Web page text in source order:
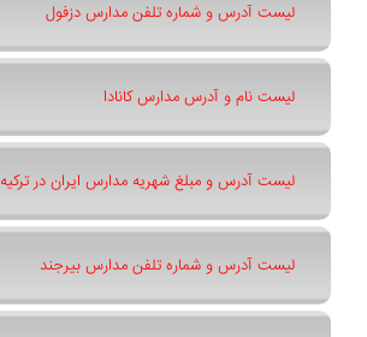
لیست آدرس و شماره تلفن مدارس دزفول
لیست نام و آدرس مدارس کانادا
لیست آدرس و مبلغ شهریه مدارس ایران در ترکیه
لیست آدرس و شماره تلفن مدارس بیرجند